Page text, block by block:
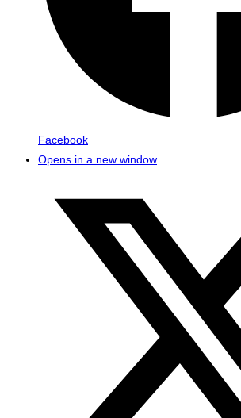
Facebook
Opens in a new window